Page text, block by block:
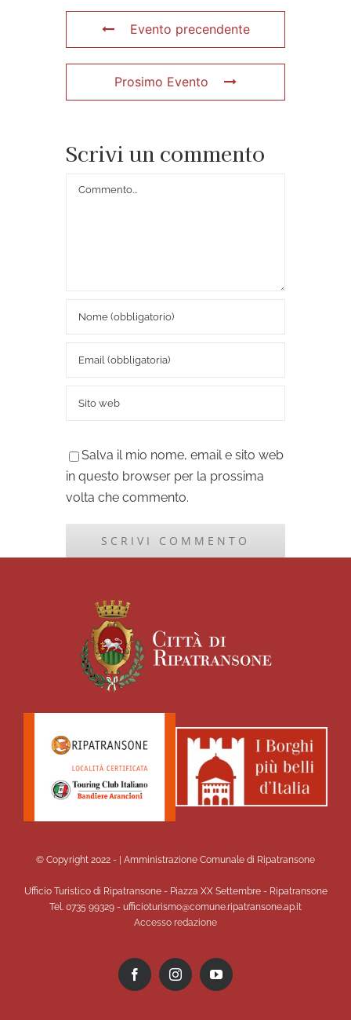
Evento precendente
Prosimo Evento
Scrivi un commento
Commento
Salva il mio nome, email e sito web
in questo browser per la prossima
volta che commento.
© Copyright 2022 - | Amministrazione Comunale di Ripatransone
Ufficio Turistico di Ripatransone - Piazza XX Settembre - Ripatransone
Tel. 0735 99329 - ufficioturismo@comune.ripatransone.ap.it
Accesso redazione
FacebookInstagramYouTube